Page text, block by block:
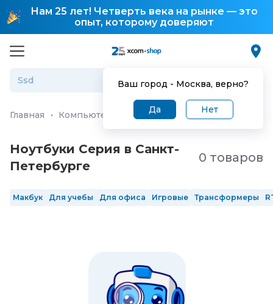
Нам 25 лет! Четверть века на рынке — это
опыт, которому доверяют
Ваш город - Москва, верно?
Да Нет
Главная · Компьютеры и ноутбуки Ноутбуки
Ноутбуки Серия в Санкт-
Петербургe
0 товаров
Макбук Для учебы Для офиса Игровые Трансформеры